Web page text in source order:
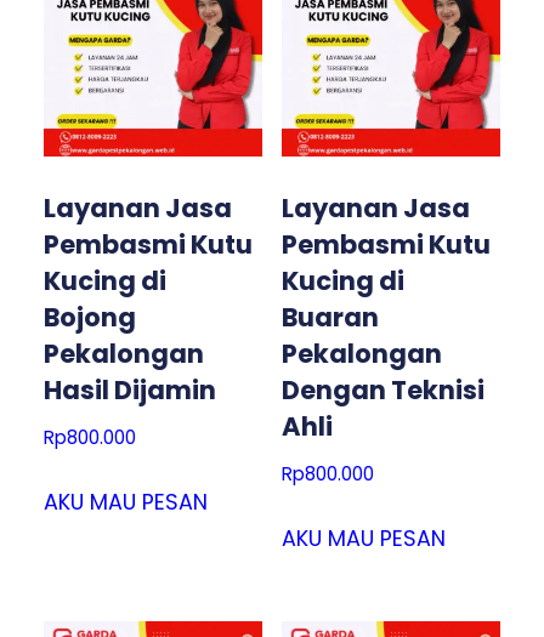
Layanan Jasa
Pembasmi Kutu
Kucing di
Bojong
Pekalongan
Hasil Dijamin
Rp800.000
AKU MAU PESAN
Layanan Jasa
Pembasmi Kutu
Kucing di
Buaran
Pekalongan
Dengan Teknisi
Ahli
Rp800.000
AKU MAU PESAN